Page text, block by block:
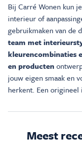
Bij Carré Wonen kun
interieur of
gebruikmaken van de
team met
kleurencombinaties
en producten
jouw eigen smaak en
herkent. Een
Meest